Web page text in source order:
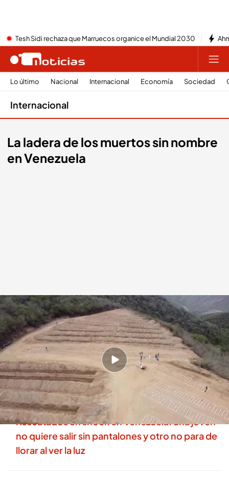
Tesh Sidi rechaza que Marruecos organice el Mundial 2030
Lo último Nacional Internacional Economía Sociedad
Internacional
La ladera de los muertos sin nombre
en Venezuela
La ladera de los muertos sin nombre en Venezuela.Cuatro
Redacción digital Noticias Cuatro
07 JUL 2026 - 15:11h.
En una ladera, a una hora de la Guaira, cientos
de víctimas del terremoto yacen ya en zanjas
con cruces.
Rescatados en shock en Venezuela: una joven
no quiere salir sin pantalones y otro no para de
llorar al ver la luz